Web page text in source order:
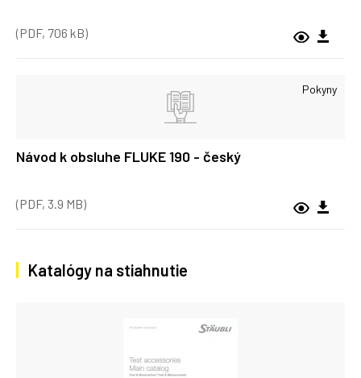
(PDF, 706 kB)
Pokyny
Návod k obsluhe FLUKE 190 - český
(PDF, 3.9 MB)
Katalógy na stiahnutie